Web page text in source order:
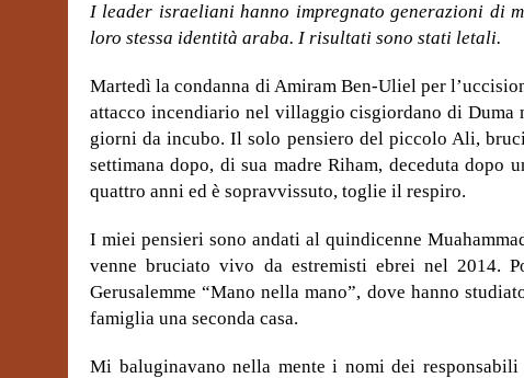
I leader israeliani hanno impregnato generazioni di
loro stessa identità araba. I risultati sono stati letali.
Martedì la condanna di Amiram Ben-Uliel per
attacco incendiario nel villaggio cisgiordano di
giorni da incubo. Il solo pensiero del piccolo Ali,
settimana dopo, di sua madre Riham, deceduta dopo
quattro anni ed è sopravvissuto, toglie il respiro.
I miei pensieri sono andati al quindicenne
venne bruciato vivo da estremisti ebrei nel 2014.
Gerusalemme “Mano nella mano”, dove hanno
famiglia una seconda casa.
Mi baluginavano nella mente i nomi dei